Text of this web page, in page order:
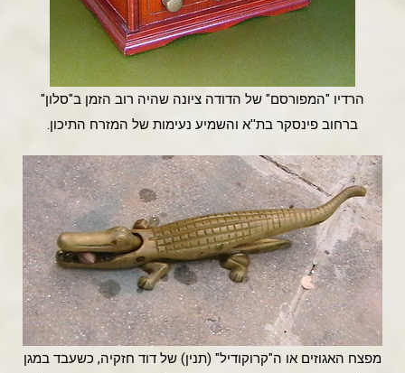
הרדיו "המפורסם" של הדודה ציונה שהיה רוב הזמן ב"סלון"
ברחוב פינסקר בת''א והשמיע נעימות של המזרח התיכון.
מפצח האגוזים או ה"קרוקודיל" (תנין) של דוד חזקיה, כשעבד במגן